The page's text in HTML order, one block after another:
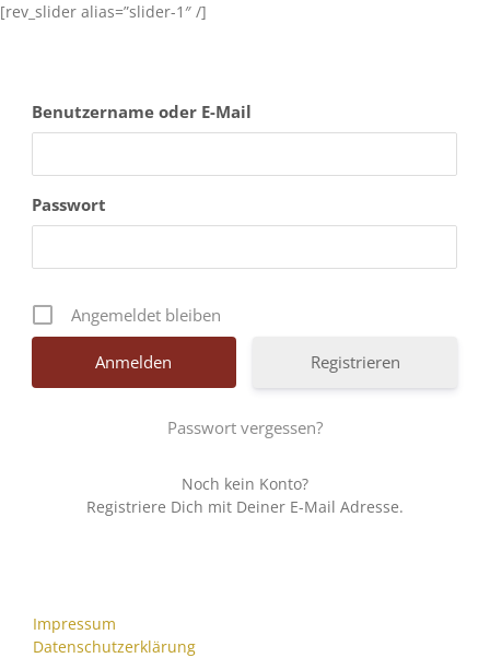
Zum
[rev_slider alias=”slider-1″ /]
Benutzername oder E-Mail
Passwort
Angemeldet bleiben
Registrieren
Passwort vergessen?
Noch kein Konto?
Registriere Dich mit Deiner E-Mail Adresse.
Impressum
Datenschutzerklärung